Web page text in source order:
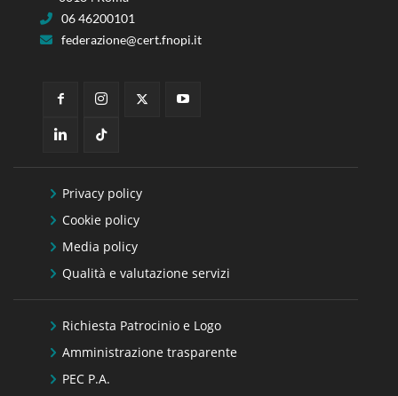
06 46200101
federazione@cert.fnopi.it
Privacy policy
Cookie policy
Media policy
Qualità e valutazione servizi
Richiesta Patrocinio e Logo
Amministrazione trasparente
PEC P.A.